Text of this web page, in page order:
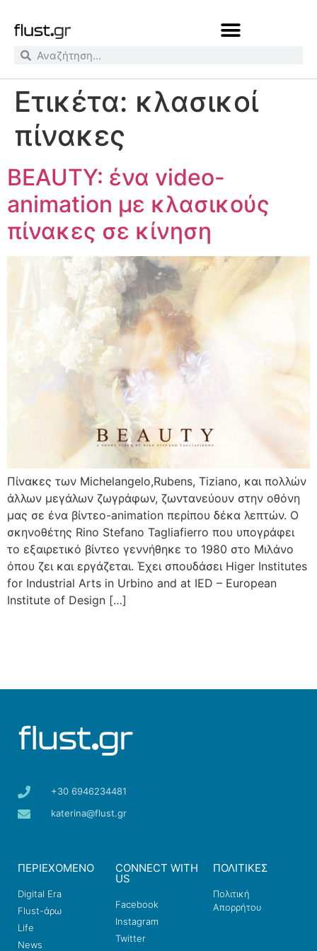
Ετικέτα: κλασικοί
πίνακες
BEAUTY: ένα video-
animation με κλασικούς
πίνακες σε κίνηση
Πίνακες των Michelangelo,Rubens, Tiziano, και πολλών
άλλων μεγάλων ζωγράφων, ζωντανεύουν στην οθόνη
μας σε ένα βίντεο-animation περίπου δέκα λεπτών. Ο
σκηνοθέτης Rino Stefano Tagliafierro που υπογράφει
το εξαιρετικό βίντεο γεννήθηκε το 1980 στο Μιλάνο
όπου ζει και εργάζεται. Έχει σπουδάσει Higer Institutes
for Industrial Arts in Urbino and at IED – European
Institute of Design […]
+30 6946234481
katerina@flust.gr
ΠΕΡΙΕΧΟΜΕΝΟ
Digital Era
Flust-άρω
Life
News
CONNECT WITH
US
Facebook
Instagram
Twitter
ΠΟΛΙΤΙΚΕΣ
Πολιτική
Απορρήτου